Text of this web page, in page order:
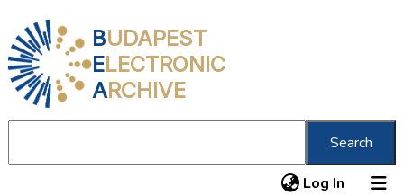
BUDAPEST
ELECTRONIC
ARCHIVE
Search
Log In (current)